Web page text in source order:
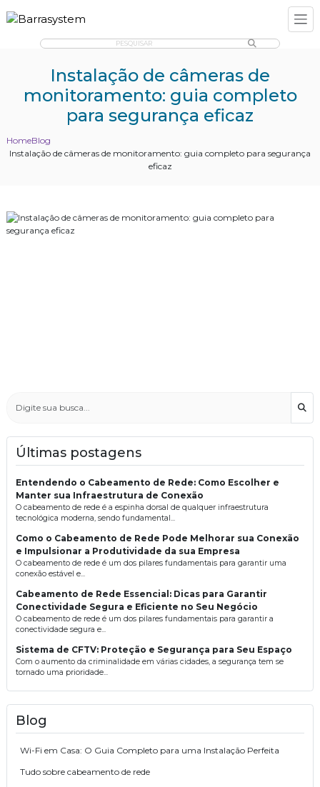
PESQUISAR
Instalação de câmeras de
monitoramento: guia completo
para segurança eficaz
HomeBlog
Instalação de câmeras de monitoramento: guia completo para segurança
eficaz
Últimas postagens
Entendendo o Cabeamento de Rede: Como Escolher e
Manter sua Infraestrutura de Conexão
O cabeamento de rede é a espinha dorsal de qualquer infraestrutura
tecnológica moderna, sendo fundamental...
Como o Cabeamento de Rede Pode Melhorar sua Conexão
e Impulsionar a Produtividade da sua Empresa
O cabeamento de rede é um dos pilares fundamentais para garantir uma
conexão estável e...
Cabeamento de Rede Essencial: Dicas para Garantir
Conectividade Segura e Eficiente no Seu Negócio
O cabeamento de rede é um dos pilares fundamentais para garantir a
conectividade segura e...
Sistema de CFTV: Proteção e Segurança para Seu Espaço
Com o aumento da criminalidade em várias cidades, a segurança tem se
tornado uma prioridade...
Blog
Wi-Fi em Casa: O Guia Completo para uma Instalação Perfeita
Tudo sobre cabeamento de rede